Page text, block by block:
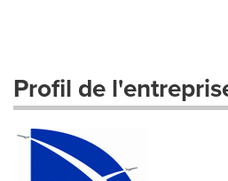
Profil de